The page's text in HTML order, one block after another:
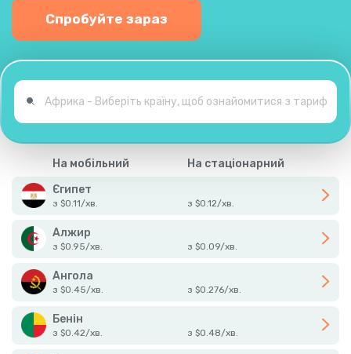
Спробуйте зараз
На мобільний
На стаціонарний
Єгипет
з $0.11/хв. з $0.12/хв.
Алжир
з $0.95/хв. з $0.09/хв.
Ангола
з $0.45/хв. з $0.276/хв.
Бенін
з $0.42/хв. з $0.48/хв.